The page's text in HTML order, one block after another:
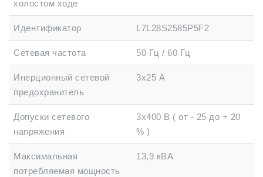
холостом ходе
Идентификатор L7L28S2585P5F2
Сетевая частота 50 Гц / 60 Гц
Инерционный сетевой
предохранитель
3х25 А
Допуски сетевого
напряжения
3х400 В ( от - 25 до + 20
% )
Максимальная
потребляемая мощность
13,9 кВА